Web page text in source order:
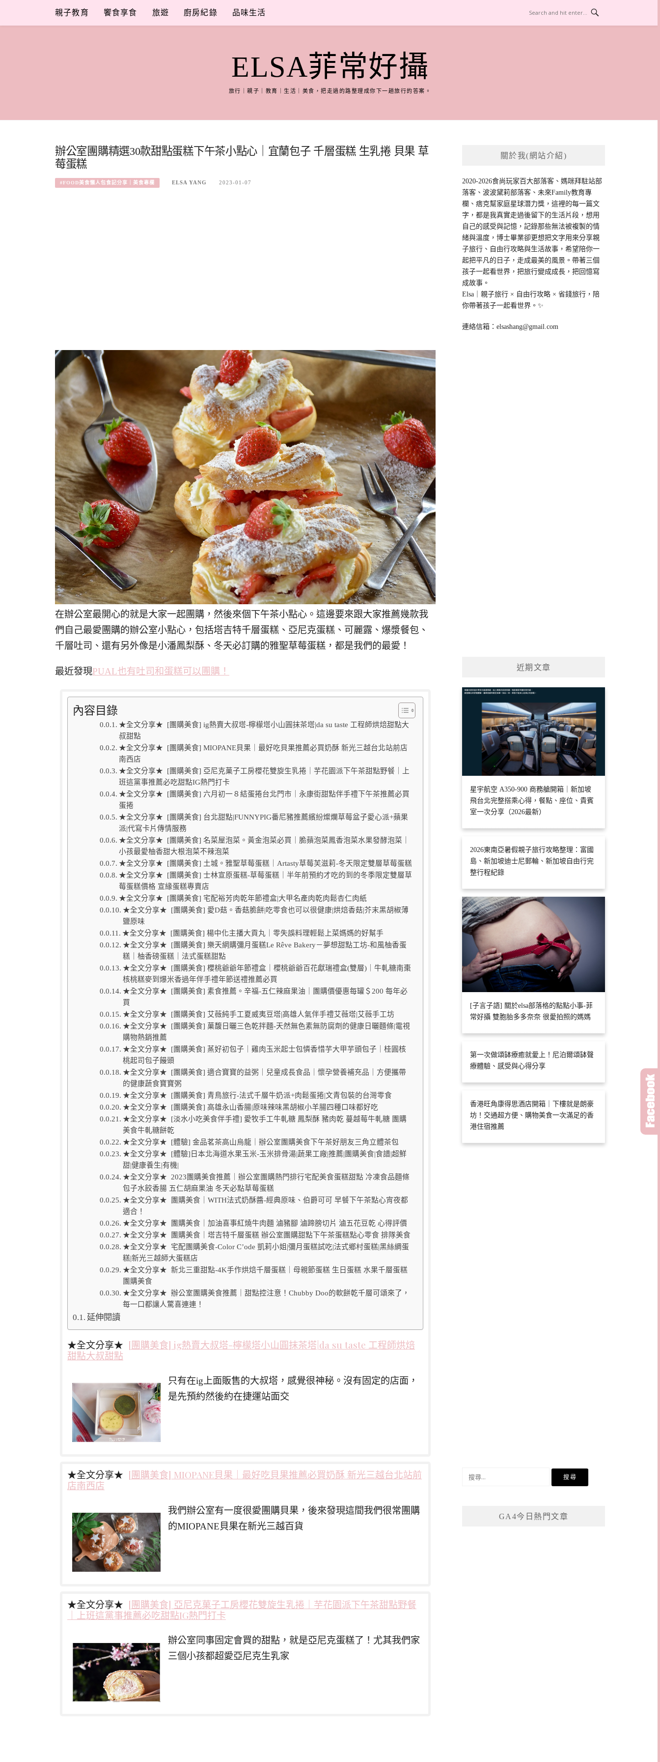
content
親子教育 饗食享食 旅遊 廚房紀錄 品味生活
ELSA菲常好攝
旅行｜親子｜教育｜生活｜美食，把走過的路整理成你下一趟旅行的答案。
辦公室團購精選30款甜點蛋糕下午茶小點心｜宜蘭包子 千層蛋糕 生乳捲 貝果 草
莓蛋糕
#FOOD美食懶人包食記分享｜美食專欄 ELSA YANG 2023-01-07
在辦公室最開心的就是大家一起團購，然後來個下午茶小點心。這邊要來跟大家推薦幾款我
們自己最愛團購的辦公室小點心，包括塔吉特千層蛋糕、亞尼克蛋糕、可麗露、爆漿餐包、
千層吐司、還有另外像是小潘鳳梨酥、冬天必訂購的雅聖草莓蛋糕，都是我們的最愛！
最近發現PUAL也有吐司和蛋糕可以團購！
內容目錄
★全文分享★ [團購美食] ig熱賣大叔塔-檸檬塔小山圓抹茶塔|da su taste 工程師烘焙甜點大
叔甜點
★全文分享★ [團購美食] MIOPANE貝果｜最好吃貝果推薦必買奶酥 新光三越台北站前店
南西店
★全文分享★ [團購美食] 亞尼克菓子工房櫻花雙旋生乳捲｜芋花園派下午茶甜點野餐｜上
班這黨事推薦必吃甜點IG熱門打卡
★全文分享★ [團購美食] 六月初一８結蛋捲台北門市｜永康街甜點伴手禮下午茶推薦必買
蛋捲
★全文分享★ [團購美食] 台北甜點|FUNNYPIG番尼豬推薦繽紛燦爛草莓盆子愛心派+蘋果
派|代寫卡片傳情服務
★全文分享★ [團購美食] 名菜屋泡菜。黃金泡菜必買｜脆蘋泡菜鳳香泡菜水果發酵泡菜｜
小孩最愛柚香甜大根泡菜不辣泡菜
★全文分享★ [團購美食] 土城。雅聖草莓蛋糕｜Artasty草莓芙滋莉-冬天限定雙層草莓蛋糕
★全文分享★ [團購美食] 士林宣原蛋糕-草莓蛋糕｜半年前預約才吃的到的冬季限定雙層草
莓蛋糕價格 宣緣蛋糕專賣店
★全文分享★ [團購美食] 宅配裕芳肉乾年節禮盒|大甲名產肉乾肉鬆杏仁肉紙
★全文分享★ [團購美食] 愛D菇。香菇脆餅|吃零食也可以很健康|烘焙香菇|芥末黑胡椒薄
鹽原味
★全文分享★ [團購美食] 楊中化主播大貢丸｜零失誤料理輕鬆上菜媽媽的好幫手
★全文分享★ [團購美食] 樂天網購彌月蛋糕Le Rêve Bakery－夢想甜點工坊-和風柚香蛋
糕｜柚香磅蛋糕｜法式蛋糕甜點
★全文分享★ [團購美食] 櫻桃爺爺年節禮盒｜櫻桃爺爺百花獻瑞禮盒(雙層)｜牛軋糖南棗
核桃糕麥到爆米香過年伴手禮年節送禮推薦必買
★全文分享★ [團購美食] 素食推薦。辛福-五仁辣麻果油｜團購價優惠每罐＄200 每年必
買
★全文分享★ [團購美食] 艾薇純手工夏威夷豆塔|高雄人氣伴手禮艾薇塔|艾薇手工坊
★全文分享★ [團購美食] 菓馥日曬三色乾拌麵-天然無色素無防腐劑的健康日曬麵條|電視
購物熱銷推薦
★全文分享★ [團購美食] 蒸好初包子｜雞肉玉米起士包憐香惜芋大甲芋頭包子｜桂圓核
桃起司包子饅頭
★全文分享★ [團購美食] 適合寶寶的益粥｜兒童成長食品｜懷孕營養補充品｜方便攜帶
的健康蔬食寶寶粥
★全文分享★ [團購美食] 青鳥旅行-法式千層牛奶派+肉鬆蛋捲|文青包裝的台灣零食
★全文分享★ [團購美食] 高雄永山香腸|原味辣味黑胡椒小羊腸四種口味都好吃
★全文分享★ [淡水小吃美食伴手禮] 愛牧手工牛軋糖 鳳梨酥 豬肉乾 蔓越莓牛軋糖 團購
美食牛軋糖餅乾
★全文分享★ [體驗] 金品茗茶高山烏龍｜辦公室團購美食下午茶好朋友三角立體茶包
★全文分享★ [體驗]日本北海道水果玉米-玉米排骨湯|蔬果工廠|推薦|團購美食|食譜|超鮮
甜|健康養生|有機|
★全文分享★ 2023團購美食推薦｜辦公室團購熱門排行宅配美食蛋糕甜點 冷凍食品麵條
包子水餃香腸 五仁胡麻果油 冬天必點草莓蛋糕
★全文分享★ 團購美食｜WITH法式奶酥醬-經典原味、伯爵可可 早餐下午茶點心宵夜都
適合！
★全文分享★ 團購美食｜加油喜事紅燒牛肉麵 滷豬腳 滷蹄膀切片 滷五花豆乾 心得評價
★全文分享★ 團購美食｜塔吉特千層蛋糕 辦公室團購甜點下午茶蛋糕點心零食 排隊美食
★全文分享★ 宅配團購美食-Color C’ode 凱莉小姐|彌月蛋糕試吃|法式鄉村蛋糕|黑絲綢蛋
糕|新光三越師大蛋糕店
★全文分享★ 新北三重甜點-4K手作烘焙千層蛋糕｜母親節蛋糕 生日蛋糕 水果千層蛋糕
團購美食
★全文分享★ 辦公室團購美食推薦｜甜點控注意！Chubby Doo的軟餅乾千層可頌來了，
每一口都讓人驚喜連連！
延伸閱讀
★全文分享★ [團購美食] ig熱賣大叔塔-檸檬塔小山圓抹茶塔|da su taste 工程師烘焙
甜點大叔甜點
只有在ig上面販售的大叔塔，感覺很神秘。沒有固定的店面，
是先預約然後約在捷運站面交
★全文分享★ [團購美食] MIOPANE貝果｜最好吃貝果推薦必買奶酥 新光三越台北站前
店南西店
我們辦公室有一度很愛團購貝果，後來發現這間我們很常團購
的MIOPANE貝果在新光三越百貨
★全文分享★ [團購美食] 亞尼克菓子工房櫻花雙旋生乳捲｜芋花園派下午茶甜點野餐
｜上班這黨事推薦必吃甜點IG熱門打卡
辦公室同事固定會買的甜點，就是亞尼克蛋糕了！尤其我們家
三個小孩都超愛亞尼克生乳家
關於我(網站介紹)
2020-2026食尚玩家百大部落客、媽咪拜駐站部
落客、波波黛莉部落客、未來Family教育專
欄、痞克幫家庭星球潛力獎，這裡的每一篇文
字，都是我真實走過後留下的生活片段，想用
自己的感受與記憶，記錄那些無法被複製的情
緒與溫度，博士畢業卻更想把文字用來分享親
子旅行、自由行攻略與生活故事，希望陪你一
起把平凡的日子，走成最美的風景。帶著三個
孩子一起看世界，把旅行變成成長，把回憶寫
成故事。
Elsa｜親子旅行 × 自由行攻略 × 省錢旅行，陪
你帶著孩子一起看世界。✨
連絡信箱：elsashang@gmail.com
近期文章
星宇航空 A350-900 商務艙開箱｜新加坡
飛台北完整搭乘心得，餐點、座位、貴賓
室一次分享（2026最新）
2026東南亞暑假親子旅行攻略整理：富國
島、新加坡迪士尼郵輪、新加坡自由行完
整行程紀錄
[子言子語] 關於elsa部落格的點點小事-菲
常好攝 雙胞胎多多奈奈 很愛拍照的媽媽
第一次做頌缽療癒就愛上！尼泊爾頌缽聲
療體驗、感受與心得分享
香港旺角康得思酒店開箱｜下樓就是朗豪
坊！交通超方便、購物美食一次滿足的香
港住宿推薦
GA4今日熱門文章